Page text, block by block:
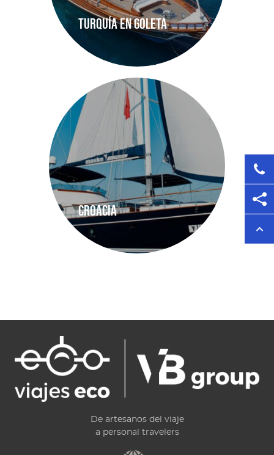
Turquía en Goleta
Croacia
De artesanos del viaje
a personal travelers